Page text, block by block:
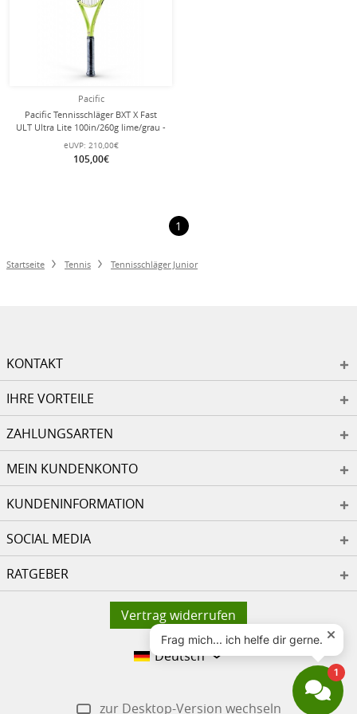
Pacific
Pacific Tennisschläger BXT X Fast
ULT Ultra Lite 100in/260g lime/grau -
besaitet -
eUVP: 210,00€
105,00€
1
Startseite Tennis Tennisschläger Junior
KONTAKT
IHRE VORTEILE
ZAHLUNGSARTEN
MEIN KUNDENKONTO
KUNDENINFORMATION
SOCIAL MEDIA
RATGEBER
Vertrag widerrufen
Deutsch
zur Desktop-Version wechseln